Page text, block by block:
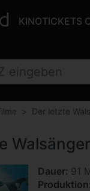
KINOTICKETS
Der letzte
Walsänger
Dauer 91
Produktion